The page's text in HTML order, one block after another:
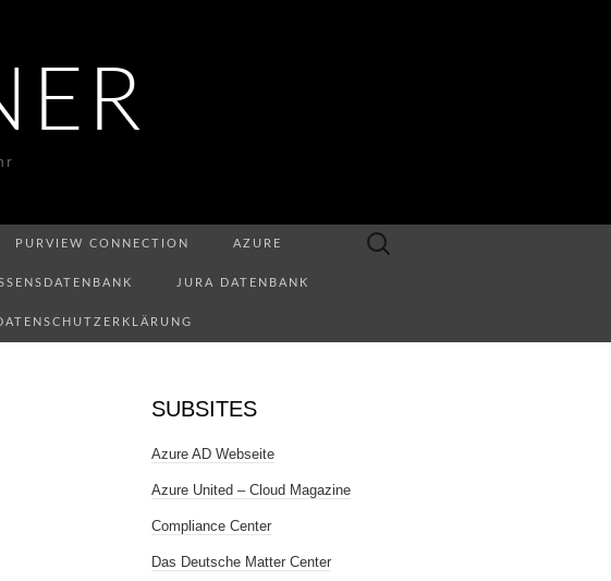
PURVIEW CONNECTION AZURE
JURA DATENBANK
Suchen
SUBSITES
Azure AD Webseite
Azure United – Cloud Magazine
Compliance Center
Das Deutsche Matter Center